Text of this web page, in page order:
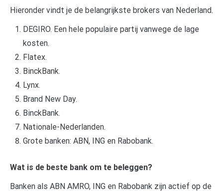
Hieronder vindt je de belangrijkste brokers van Nederland.
DEGIRO. Een hele populaire partij vanwege de lage
kosten.
Flatex.
BinckBank.
Lynx.
Brand New Day.
BinckBank.
Nationale-Nederlanden.
Grote banken: ABN, ING en Rabobank.
Wat is de beste bank om te beleggen?
Banken als ABN AMRO, ING en Rabobank zijn actief op de